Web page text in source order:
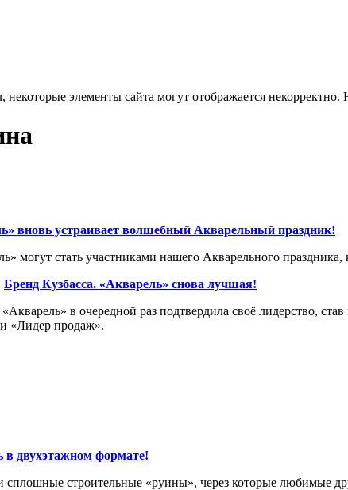
некоторые элементы сайта могут отображается некорректно.
вновь устраивает волшебный Акварельный праздник!
могут стать участниками нашего Акварельного
Бренд Кузбасса. «Акварель» снова лучшая!
в очередной раз подтвердила своё лидерство,
«Лидер продаж».
в двухэтажном формате!
сплошные строительные «руины», через которые любимые